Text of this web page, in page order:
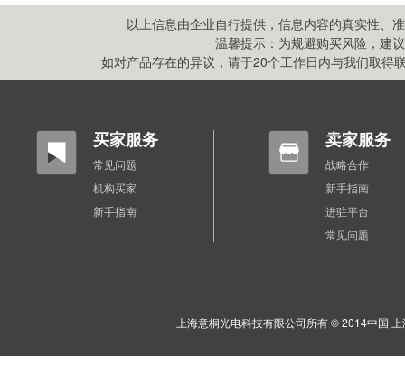
以上信息由企业自行提供，信息内容的真实性、
温馨提示：为规避购买风险，建
如对产品存在的异议，请于20个工作日内与我们取得
买家服务
常见问题
机构买家
新手指南
卖家服务
战略合作
新手指南
进驻平台
常见问题
上海意桐光电科技有限公司所有 © 2014中国